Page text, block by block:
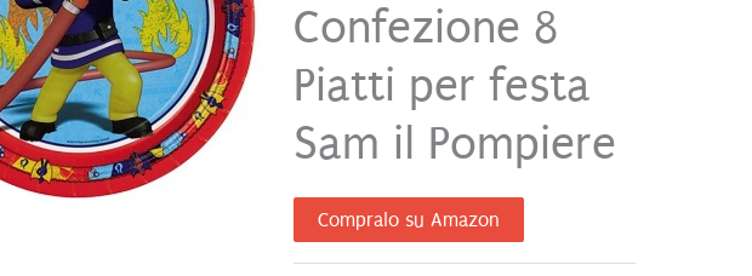
Confezione 8
Piatti per festa
Sam il Pompiere
Compralo su Amazon